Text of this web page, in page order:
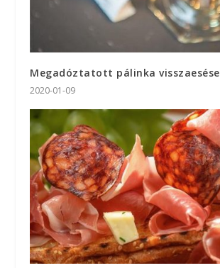
Megadóztatott pálinka visszaesése
2020-01-09